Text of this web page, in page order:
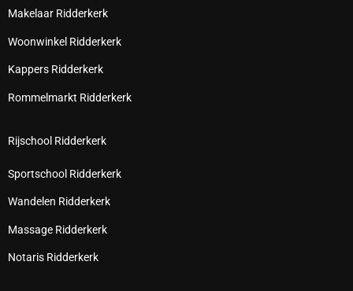
Makelaar Ridderkerk
Woonwinkel Ridderkerk
Kappers Ridderkerk
Rommelmarkt Ridderkerk
Rijschool Ridderkerk
Sportschool Ridderkerk
Wandelen Ridderkerk
Massage Ridderkerk
Notaris Ridderkerk